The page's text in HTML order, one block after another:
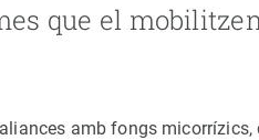
que el
amb fongs